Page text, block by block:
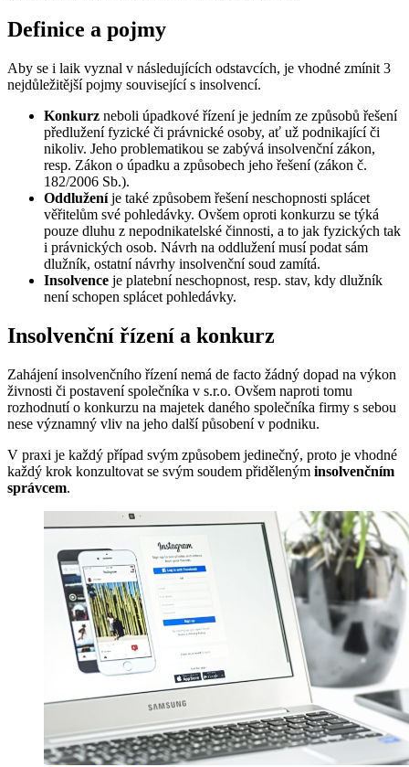
Definice a pojmy
Aby se i laik vyznal v následujících odstavcích, je vhodné zmínit 3
nejdůležitější pojmy související s insolvencí.
Konkurz neboli úpadkové řízení je jedním ze způsobů řešení
předlužení fyzické či právnické osoby, ať už podnikající či
nikoliv. Jeho problematikou se zabývá insolvenční zákon,
resp. Zákon o úpadku a způsobech jeho řešení (zákon č.
182/2006 Sb.).
Oddluženíje také způsobem řešení neschopnosti splácet
věřitelům své pohledávky. Ovšem oproti konkurzu se týká
pouze dluhu z nepodnikatelské činnosti, a to jak fyzických tak
i právnických osob. Návrh na oddlužení musí podat sám
dlužník, ostatní návrhy insolvenční soud zamítá.
Insolvence je platební neschopnost, resp. stav, kdy dlužník
není schopen splácet pohledávky.
Insolvenční řízení a konkurz
Zahájení insolvenčního řízení nemá de facto žádný dopad na výkon
živnosti či postavení společníka v s.r.o. Ovšem naproti tomu
rozhodnutí o konkurzu na majetek daného společníka firmy s sebou
nese významný vliv na jeho další působení v podniku.
V praxi je každý případ svým způsobem jedinečný, proto je vhodné
každý krok konzultovat se svým soudem přiděleným insolvenčním
správcem.